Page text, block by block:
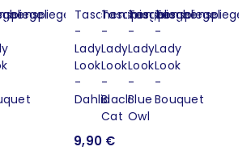
9,90 €